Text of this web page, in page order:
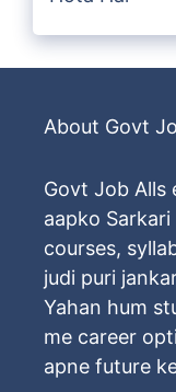
About Govt
Govt Job Alls
aapko
courses,
judi puri
Yahan hum
me career
apne future